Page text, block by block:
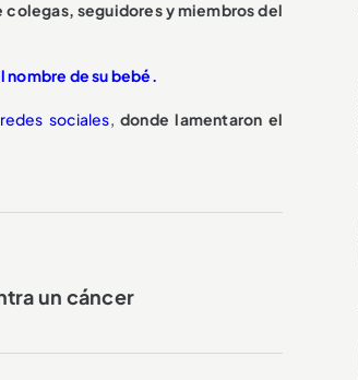
seguidores y miembros del
nombre de su bebé.
redes sociales,donde lamentaron el
un cáncer